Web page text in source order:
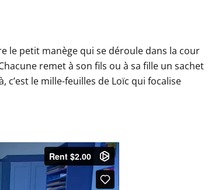
le petit manège qui se déroule dans la cour
remet à son fils ou à sa fille un sachet
le mille-feuilles de Loïc qui focalise